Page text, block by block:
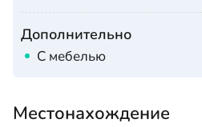
Дополнительно
С мебелью
Местонахождение